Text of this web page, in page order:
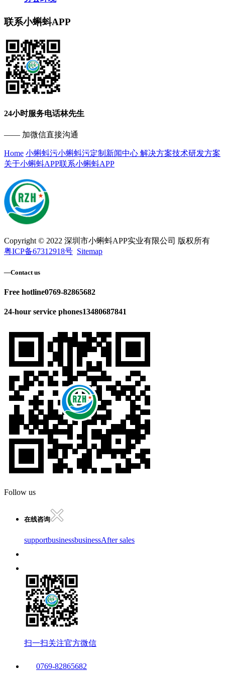
联系小蝌蚪APP
24小时服务电话林先生
—— 加微信直接沟通
Home 小蝌蚪污小蝌蚪污定制 新闻中心 解决方案技术研发方案
关于小蝌蚪APP联系小蝌蚪APP
Copyright © 2022 深圳市小蝌蚪APP实业有限公司 版权所有
粤ICP备67312918号 Sitemap
—Contact us
Free hotline0769-82865682
24-hour service phones13480687841
Follow us
在线咨询
supportbusinessbusinessAfter sales
扫一扫关注官方微信
0769-82865682